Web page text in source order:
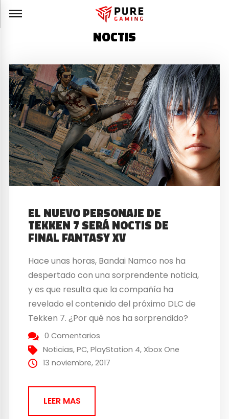
NOCTIS
EL NUEVO PERSONAJE DE
TEKKEN 7 SERÁ NOCTIS DE
FINAL FANTASY XV
Hace unas horas, Bandai Namco nos ha
despertado con una sorprendente noticia,
y es que resulta que la compañía ha
revelado el contenido del próximo DLC de
Tekken 7. ¿Por qué nos ha sorprendido?
Bien, resulta que el próximo personaje que
se unirá a las filas de Tekken 7 será Noctis
Lucis Caelum, personaje de...
0 Comentarios
Noticias,PC,PlayStation 4, Xbox One
13 noviembre, 2017
LEER MAS